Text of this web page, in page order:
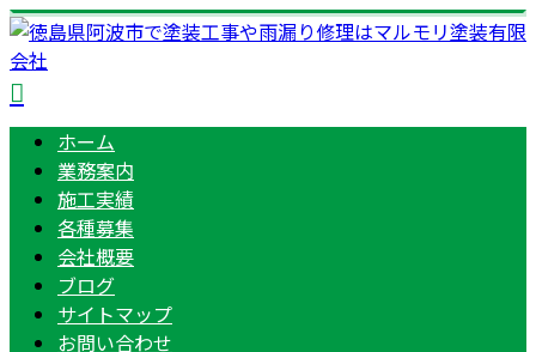
ホーム
業務案内
施工実績
各種募集
会社概要
ブログ
サイトマップ
お問い合わせ